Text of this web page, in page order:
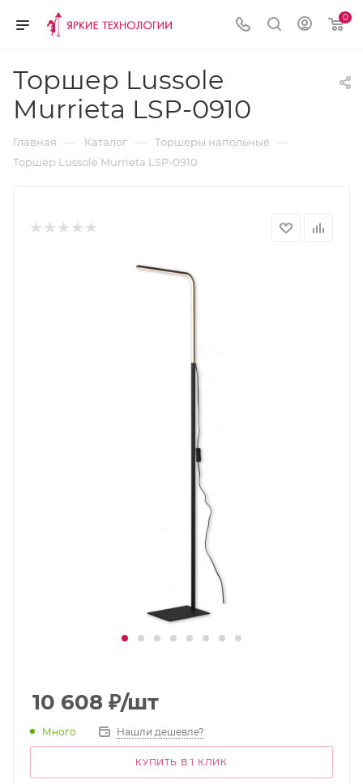
0
Торшер Lussole
Murrieta LSP-0910
Главная — Каталог — Торшеры напольные —
Торшер Lussole Murrieta LSP-0910
10 608 ₽/шт
Много Нашли дешевле?
КУПИТЬ В 1 КЛИК